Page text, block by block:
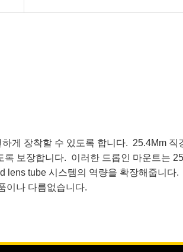
게 장착할 수 있도록 합니다. 25.4Mm 직
보장합니다. 이러한 드롭인 마운트는
tube 시스템의 역량을 확장해줍니
이나 다름없습니다.